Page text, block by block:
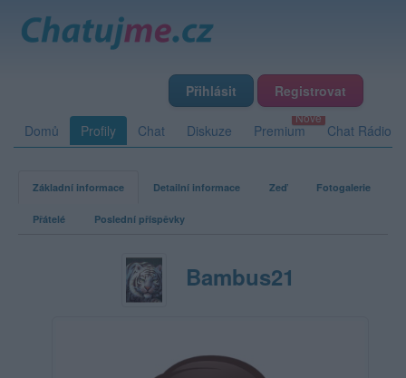
Přihlásit Registrovat
Domů Profily Chat Diskuze Premium Chat Rádio
Základní informace Detailní informace Zeď Fotogalerie
Přátelé Poslední příspěvky
Bambus21